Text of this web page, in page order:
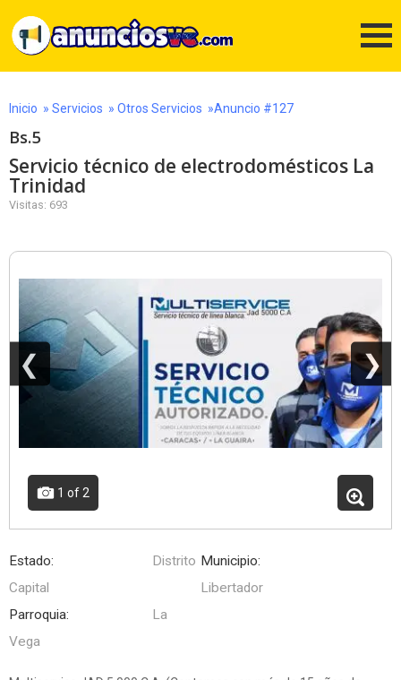
Inicio » Servicios » Otros Servicios »Anuncio #127
Bs.5
Servicio técnico de electrodomésticos La
Trinidad
Visitas: 693
❮ ❯
1 of 2
Estado:
Distrito
Capital
Municipio:
Libertador
Parroquia:
La
Vega